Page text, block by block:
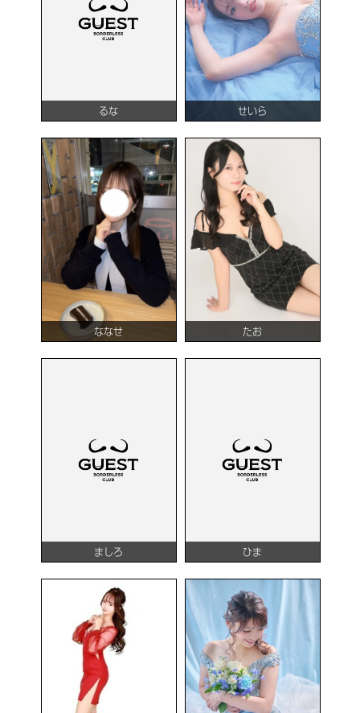
るな せいら
ななせ たお
ましろ ひま